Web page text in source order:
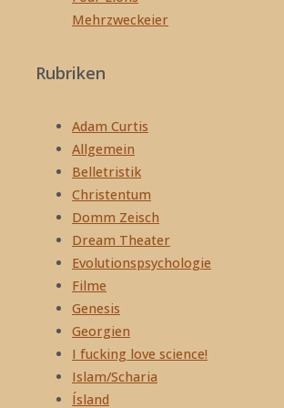
Mehrzweckeier
Rubriken
Adam Curtis
Allgemein
Belletristik
Christentum
Domm Zeisch
Dream Theater
Evolutionspsychologie
Filme
Genesis
Georgien
I fucking love science!
Islam/Scharia
Ísland